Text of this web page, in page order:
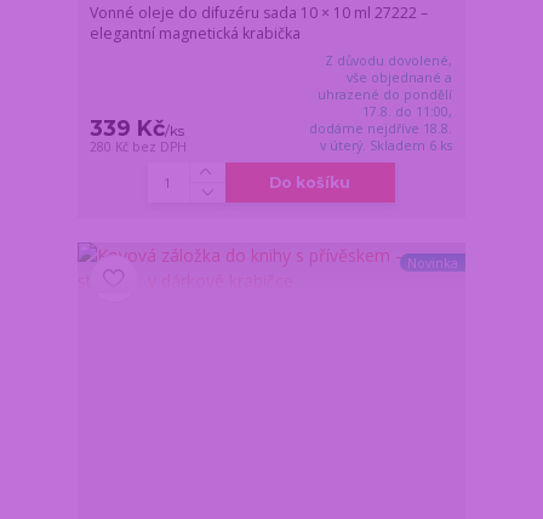
Vonné oleje do difuzéru sada 10 × 10 ml 27222 –
elegantní magnetická krabička
339 Kč/ks
280 Kč bez DPH
Z důvodu dovolené,
vše objednané a
uhrazené do pondělí
17.8. do 11:00,
dodáme nejdříve 18.8.
v úterý. Skladem 6 ks
Do košíku
Novinka